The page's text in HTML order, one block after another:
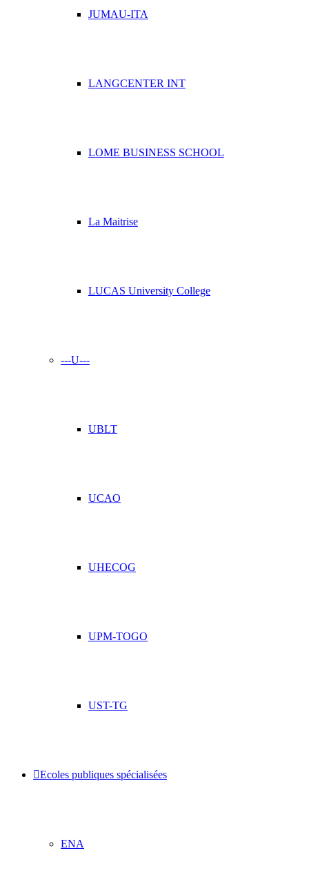
JUMAU-ITA
LANGCENTER INT
LOME BUSINESS SCHOOL
La Maitrise
LUCAS University College
---U---
UBLT
UCAO
UHECOG
UPM-TOGO
UST-TG
Ecoles publiques spécialisées
ENA